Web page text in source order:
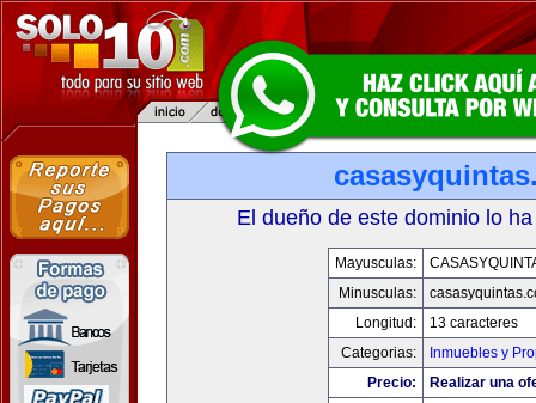
El dueño de este dominio lo
Mayusculas:
Minusculas:
Longitud:
13 caracteres
Categorias:
Inmuebles y
Precio:
Realizar una